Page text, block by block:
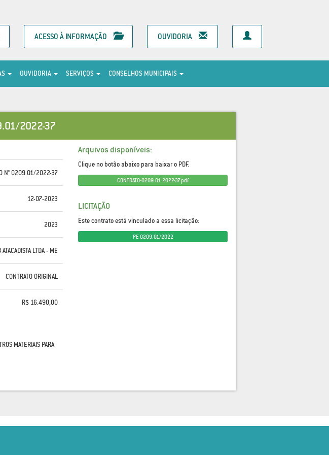
ACESSO À INFORMAÇÃO OUVIDORIA
OUVIDORIA SERVIÇOS CONSELHOS MUNICIPAIS
2022-37
N° 0209.01/2022-37
12-07-2023
2023
ATACADISTA LTDA - ME
CONTRATO ORIGINAL
R$ 16.490,00
MATERIAIS PARA
Arquivos disponíveis:
Clique no botão abaixo para baixar o PDF.
CONTRATO-0209.01.2022-37.pdf
LICITAÇÃO
Este contrato está vinculado a essa licitação:
PE 0209.01/2022